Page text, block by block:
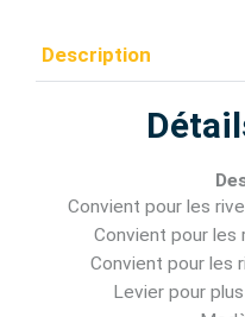
Description
Convient pour les
Convient pour
Convient pour les
Levier pour